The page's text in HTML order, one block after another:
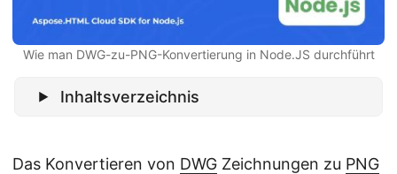
Wie man DWG-zu-PNG-Konvertierung in Node.JS durchführt
Inhaltsverzeichnis
Das Konvertieren von DWG Zeichnungen zu PNG